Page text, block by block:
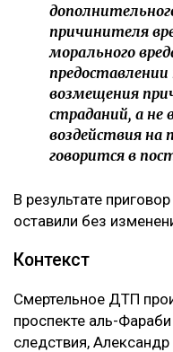
причинителя
морального
возмещения
страданий, а не
воздействия на
говорится в
В результате
оставили без
Контекст
Смертельное ДТП
проспекте аль-
следствия,